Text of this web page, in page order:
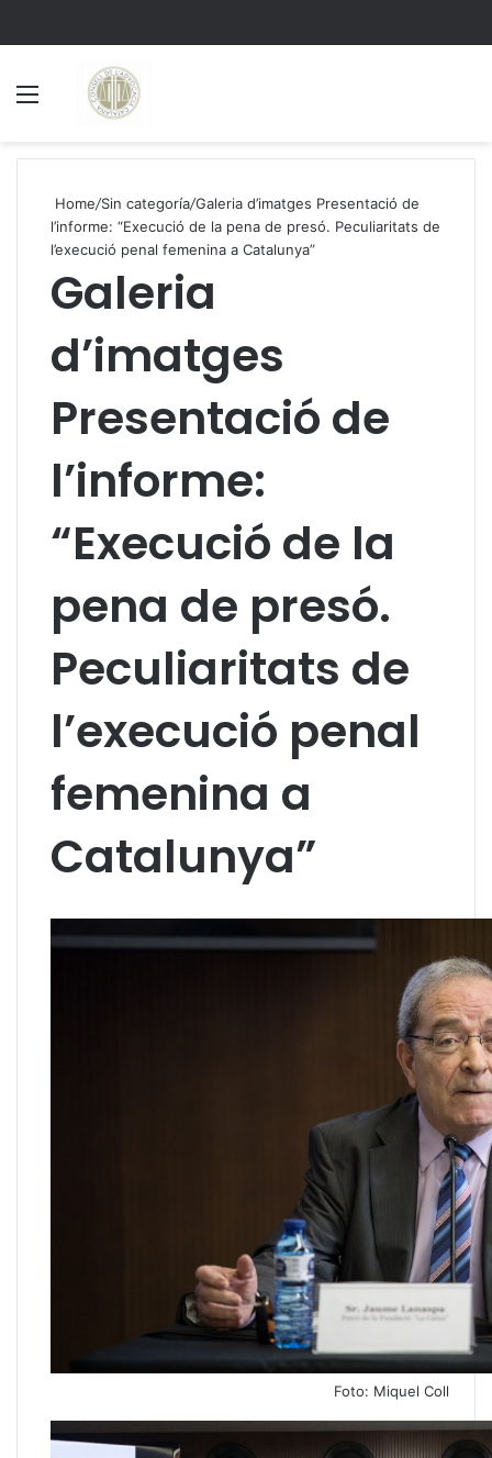
Home/Sin categoría/Galeria d’imatges Presentació de
l’informe: “Execució de la pena de presó. Peculiaritats de
l’execució penal femenina a Catalunya”
Galeria
d’imatges
Presentació de
l’informe:
“Execució de la
pena de presó.
Peculiaritats de
l’execució penal
femenina a
Catalunya”
Foto: Miquel Coll